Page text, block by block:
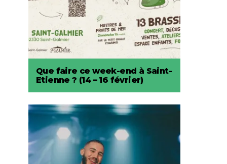
Que faire ce week-end à Saint-
Etienne ? (14 – 16 février)